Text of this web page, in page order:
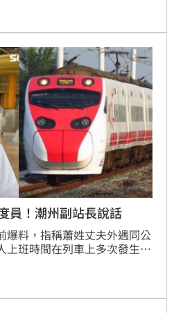
規值勤， 然而行車紀錄器
員！潮州副站長說話
爆料，指稱蕭姓丈夫外遇同公
上班時間在列車上多次發生關
諷列車行車紀錄畫面都洗掉
副站長邱旻杰也說話了。